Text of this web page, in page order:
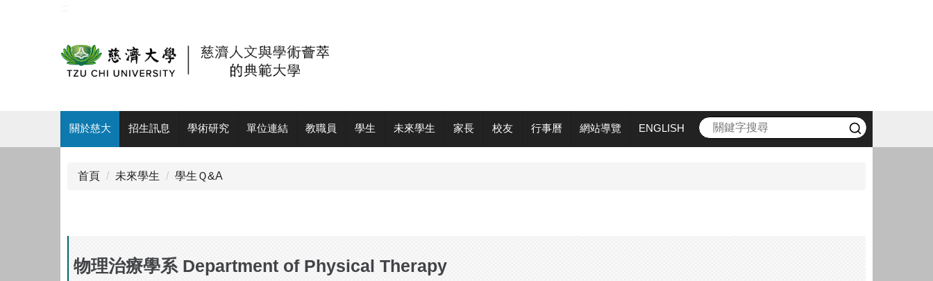
關於慈大 招生訊息 學術研究 單位連結 教職員 學生 未來學生 家長 校友 行事曆 網站導覽 ENGLISH
:::
首頁 未來學生 學生Ｑ&A
物理治療學系 Department of Physical Therapy